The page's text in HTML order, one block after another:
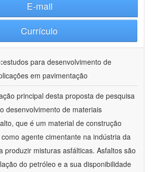
E-mail
Currículo
estudos para desenvolvimento de
em pavimentação
principal desta proposta de pesquisa
desenvolvimento de materiais
que é um material de construção
agente cimentante na indústria da
produzir misturas asfálticas. Asfaltos são
do petróleo e a sua disponibilidade